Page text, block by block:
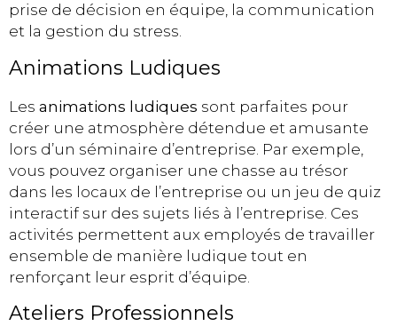
prise de décision en équipe, la communication
et la gestion du stress.
Animations Ludiques
Les animations ludiques sont parfaites pour
créer une atmosphère détendue et amusante
lors d’un séminaire d’entreprise. Par exemple,
vous pouvez organiser une chasse au trésor
dans les locaux de l’entreprise ou un jeu de quiz
interactif sur des sujets liés à l’entreprise. Ces
activités permettent aux employés de travailler
ensemble de manière ludique tout en
renforçant leur esprit d’équipe.
Ateliers Professionnels